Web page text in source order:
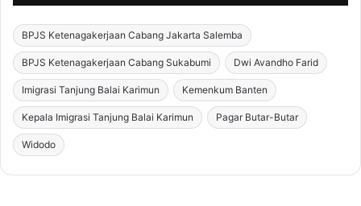
BPJS Ketenagakerjaan Cabang Jakarta Salemba
BPJS Ketenagakerjaan Cabang Sukabumi Dwi Avandho Farid
Imigrasi Tanjung Balai Karimun Kemenkum Banten
Kepala Imigrasi Tanjung Balai Karimun Pagar Butar-Butar
Widodo